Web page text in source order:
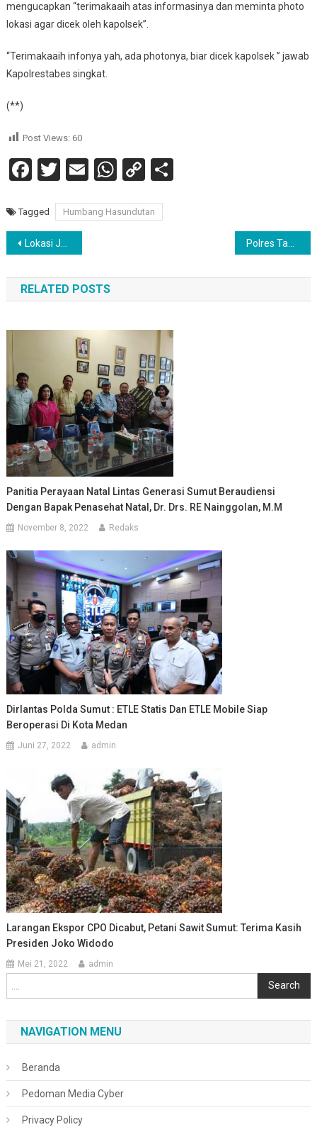
mengucapkan “terimakaaih atas informasinya dan meminta photo
lokasi agar dicek oleh kapolsek”.
“Terimakaaih infonya yah, ada photonya, biar dicek kapolsek ” jawab
Kapolrestabes singkat.
(**)
Post Views: 60
Facebook
Twitter
EmailWhatsApp
CopyShare
Tagged Humbang Hasundutan
Navigasi
pos
Lokasi Judi dan Narkoba Bebas Beroperasi Tanpa Tersentuh Hukum.
RELATED POSTS
Panitia Perayaan Natal Lintas Generasi Sumut Beraudiensi
Dengan Bapak Penasehat Natal, Dr. Drs. RE Nainggolan, M.M
November 8, 2022 Redaks
Dirlantas Polda Sumut : ETLE Statis Dan ETLE Mobile Siap
Beroperasi Di Kota Medan
Juni 27, 2022 admin
Larangan Ekspor CPO Dicabut, Petani Sawit Sumut: Terima Kasih
Presiden Joko Widodo
Mei 21, 2022 admin
Search
NAVIGATION MENU
Beranda
Pedoman Media Cyber
Privacy Policy